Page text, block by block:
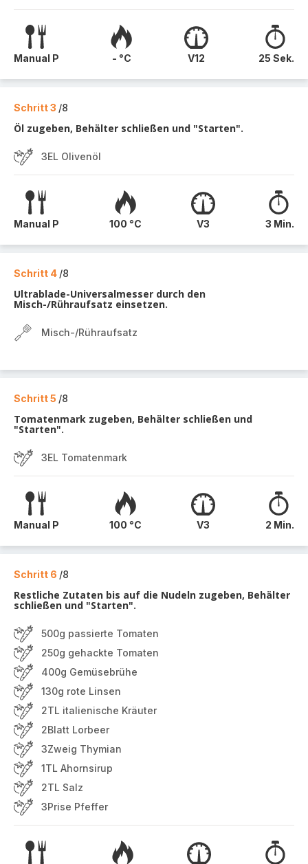
Manual P - °C V12 25 Sek.
Schritt 3 /8
Öl zugeben, Behälter schließen und "Starten".
3EL Olivenöl
Manual P 100 °C V3 3 Min.
Schritt 4 /8
Ultrablade-Universalmesser durch den
Misch-/Rühraufsatz einsetzen.
Misch-/Rühraufsatz
Schritt 5 /8
Tomatenmark zugeben, Behälter schließen und
"Starten".
3EL Tomatenmark
Manual P 100 °C V3 2 Min.
Schritt 6 /8
Restliche Zutaten bis auf die Nudeln zugeben, Behälter
schließen und "Starten".
500g passierte Tomaten
250g gehackte Tomaten
400g Gemüsebrühe
130g rote Linsen
2TL italienische Kräuter
2Blatt Lorbeer
3Zweig Thymian
1TL Ahornsirup
2TL Salz
3Prise Pfeffer